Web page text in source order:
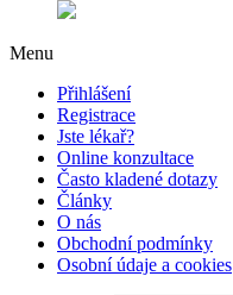
Menu
Přihlášení
Registrace
Jste lékař?
Online konzultace
Často kladené dotazy
Články
O nás
Obchodní podmínky
Osobní údaje a cookies